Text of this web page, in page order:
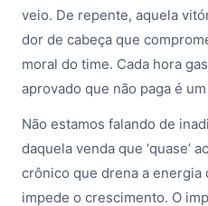
veio. De repente, aquela
dor de cabeça que
moral do time. Cada hora
aprovado que não paga é
Não estamos falando de
daquela venda que ‘quase’
crônico que drena a energia
impede o crescimento. O